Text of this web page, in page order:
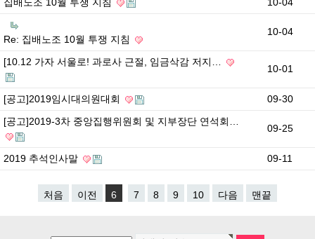
Re: 집배노조 10월 투쟁 지침
10-04
[10.12 가자 서울로! 과로사 근절, 임금삭감 저지…
10-01
[공고]2019임시대의원대회
09-30
[공고]2019-3차 중앙집행위원회 및 지부장단 연석회…
09-25
2019 추석인사말 09-11
처음 이전 6 7 8 9 10 다음 맨끝